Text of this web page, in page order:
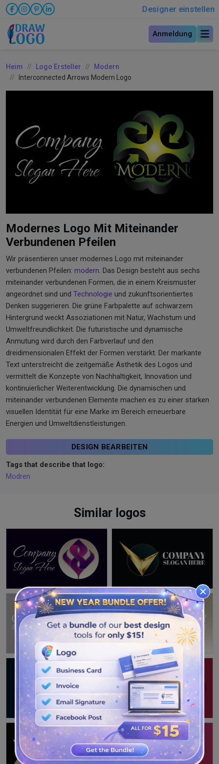
Designer einstellen
Anmeldung
Heim Logo Ersteller
Modern
Interconnected Arrows Modern Logo
Modernes Logo Mit Miteinander
Verbundenen Pfeilen
Wir präsentieren unser modernes Logo mit miteinander
verbundenen Pfeilen: modern . Das Design besteht aus sechs
miteinander verbundenen Formen, die in einem Kreismuster
angeordnet sind und Technologie und zukunftsorientiertes
Denken suggerieren. Die grüne Farbpalette auf schwarzem
Hintergrund weckt Assoziationen mit Natur, Wachstum und
Umweltfreundlichkeit. Die futuristische und dynamische
Anmutung wird durch den Farbverlauf und den
dreidimensionalen Effekt der Formen verstärkt. Der markante
Text unterstreicht die zeitgemäße Ästhetik des Logos und
vermittelt die Konzepte von Nachhaltigkeit, Innovation und
kontinuierlicher Weiterentwicklung. Die dynamischen und
miteinander verbundenen Elemente machen es zu einer starken
visuellen Identität für eine Marke im Bereich erneuerbare
Energien und Umweltdienstleistungen.
DESIGN BEARBEITEN
Tags that describe that logo:
Modren
Similar logos